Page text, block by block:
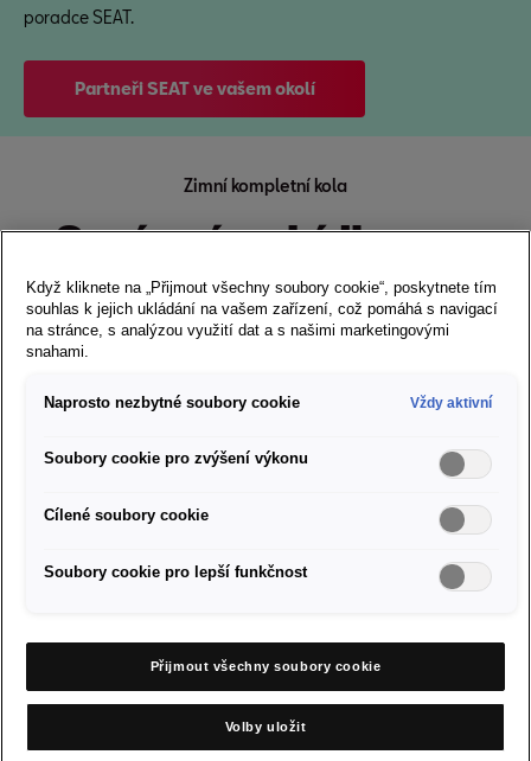
poradce SEAT.
Partneři SEAT ve vašem okolí
Zimní kompletní kola
Správná nabídka pro
každý model
Ibiza
Objednat se do servisu
Partneři SEAT ve vašem okolí
Když kliknete na „Přijmout všechny soubory cookie“, poskytnete tím
souhlas k jejich ukládání na vašem zařízení, což pomáhá s navigací
na stránce, s analýzou využití dat a s našimi marketingovými
snahami.
Naprosto nezbytné soubory cookie Vždy aktivní
Soubory cookie pro zvýšení výkonu
Cílené soubory cookie
Soubory cookie pro lepší funkčnost
Přijmout všechny soubory cookie
Volby uložit